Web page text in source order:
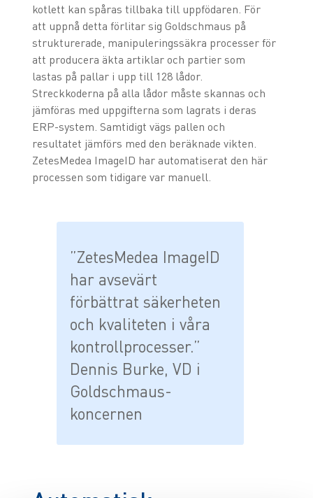
kotlett kan spåras tillbaka till uppfödaren. För
att uppnå detta förlitar sig Goldschmaus på
strukturerade, manipuleringssäkra processer för
att producera äkta artiklar och partier som
lastas på pallar i upp till 128 lådor.
Streckkoderna på alla lådor måste skannas och
jämföras med uppgifterna som lagrats i deras
ERP-system. Samtidigt vägs pallen och
resultatet jämförs med den beräknade vikten.
ZetesMedea ImageID har automatiserat den här
processen som tidigare var manuell.
”ZetesMedea ImageID
har avsevärt
förbättrat säkerheten
och kvaliteten i våra
kontrollprocesser.”
Dennis Burke, VD i
Goldschmaus-
koncernen